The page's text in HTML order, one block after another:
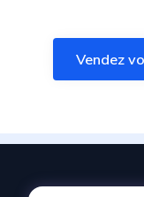
Vendez
Vendez
Vendez